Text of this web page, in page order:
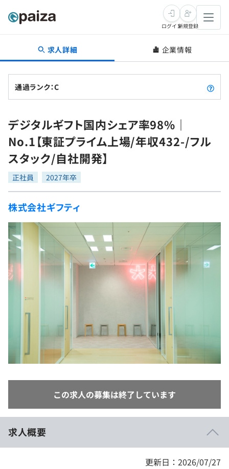
転職・キャリア
転職成功ガイド
転職エージェント
インタビュー
転職成功ガイド
新卒就活
求人検索
本選考
インターン
新卒エージェント
イベント・セミナー
インタビュー
就活成功ガイド
学習
問題集
4択課題
ナレッジ
リファレンス
個人向けプラン
法人向けプラン
学校向けプラン
プログラミング言語
評価結果一覧
再チャレンジ結果一覧
ゲーム・マンガ
Tech Team Journal
paiza times
paizaとは？
ログイン新規登録
求人詳細 企業情報
通過ランク：C
デジタルギフト国内シェア率98%｜
No.1【東証プライム上場/年収432-/フル
スタック/自社開発】
正社員 2027年卒
株式会社ギフティ
この求人の募集は終了しています
求人概要
更新日：2026/07/27